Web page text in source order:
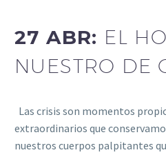
27 ABR: EL
NUESTRO DE
Las crisis son momentos
extraordinarios que
nuestros cuerpos palpitantes